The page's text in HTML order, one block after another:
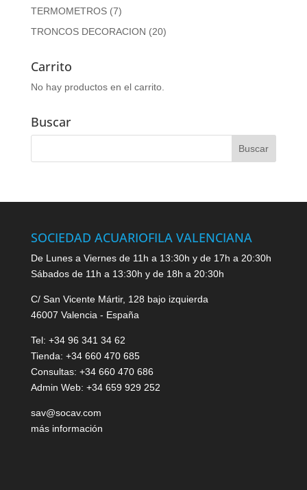
TERMOMETROS (7)
TRONCOS DECORACION (20)
Carrito
No hay productos en el carrito.
Buscar
SOCIEDAD ACUARIOFILA VALENCIANA
De Lunes a Viernes de 11h a 13:30h y de 17h a 20:30h
Sábados de 11h a 13:30h y de 18h a 20:30h
C/ San Vicente Mártir, 128 bajo izquierda
46007 Valencia - España
Tel: +34 96 341 34 62
Tienda: +34 660 470 685
Consultas: +34 660 470 686
Admin Web: +34 659 929 252
sav@socav.com
más información